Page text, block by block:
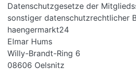
Datenschutzgesetze der
sonstiger datenschutzrechtlicher
haengermarkt24
Elmar Hums
Willy-Brandt-Ring 6
08606 Oelsnitz